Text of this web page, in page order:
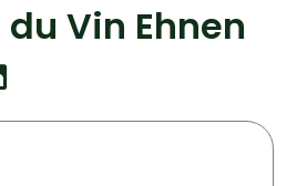
du Vin Ehnen